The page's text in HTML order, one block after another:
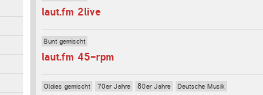
laut.fm 2live
Bunt gemischt
laut.fm 45-rpm
Oldies gemischt 70er Jahre 80er Jahre Deutsche Musik